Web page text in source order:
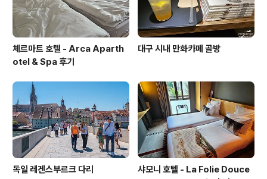
체르마트 호텔 - Arca Aparth
otel & Spa 후기
대구 시내 만화카페 골방
독일 레겐스부르크 다리
샤모니 호텔 - La Folie Douce